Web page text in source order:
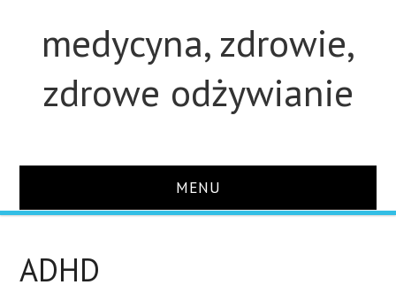
medycyna, zdrowie,
zdrowe odżywianie
MENU
STUDIA
ADHD